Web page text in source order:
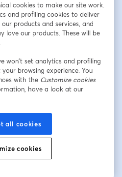
en esta clase gratuita
paso cómo clonar tu
rápido.
Ahorra tiempo. Haz crecer
cookies to make our site work.
and profiling cookies to deliver
products and services, and
love our products. These will be
won’t set analytics and profiling
browsing experience. You
with the Customize cookies
have a look at our
all cookies
cookies